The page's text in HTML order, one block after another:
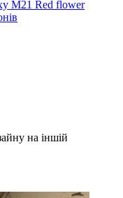
на іншій